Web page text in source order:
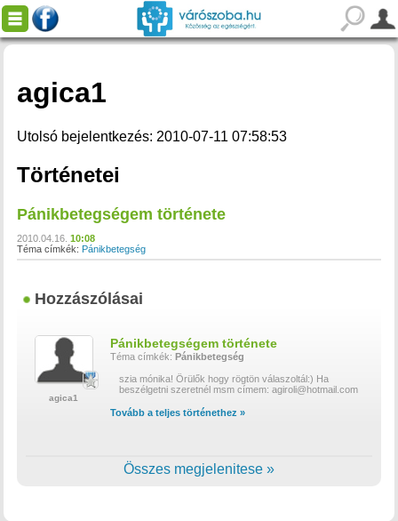
agica1
Utolsó bejelentkezés: 2010-07-11 07:58:53
Történetei
Pánikbetegségem története
2010.04.16. 10:08
Téma címkék: Pánikbetegség
Hozzászólásai
agica1
Pánikbetegségem története
Téma címkék: Pánikbetegség
szia mónika! Örülők hogy rögtön válaszoltál:) Ha
beszélgetni szeretnél msm címem: agiroli@hotmail.com
Tovább a teljes történethez »
Összes megjelenitese »